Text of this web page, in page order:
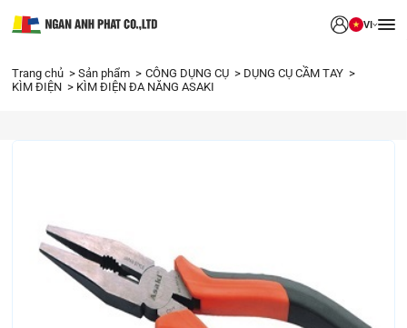
VI
Trang chủ Sản phẩm CÔNG DỤNG CỤ
DỤNG CỤ CẦM TAY
KÌM ĐIỆN
KÌM ĐIỆN ĐA NĂNG ASAKI